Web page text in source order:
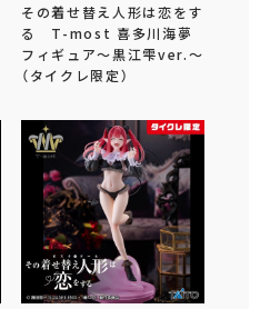
その着せ替え人形は恋をす
る T-most 喜多川海夢
フィギュア～黒江雫ver.～
（タイクレ限定）